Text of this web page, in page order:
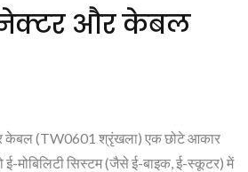
और केबल
केबल (TW0601 श्रृंखला) एक छोटे आकार
मोबिलिटी सिस्टम (जैसे ई-बाइक, ई-स्कूटर) में